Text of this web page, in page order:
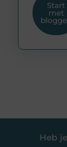
Start
met
Heb